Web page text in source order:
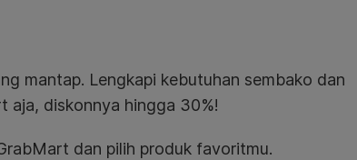
mantap. Lengkapi kebutuhan sembako dan
aja, diskonnya hingga 30%!
dan pilih produk favoritmu.